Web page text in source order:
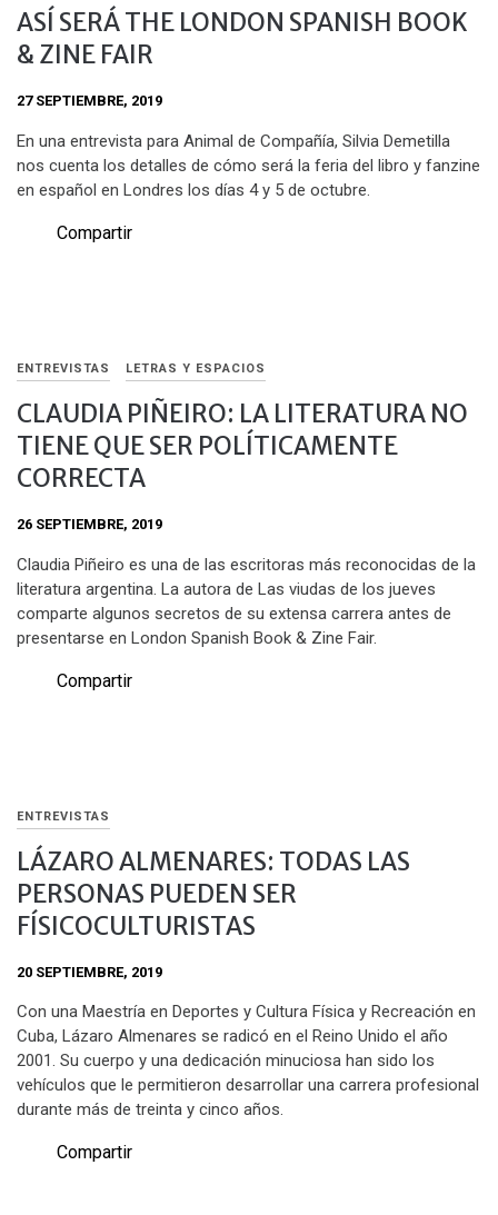
ASÍ SERÁ THE LONDON SPANISH BOOK
& ZINE FAIR
27 SEPTIEMBRE, 2019
En una entrevista para Animal de Compañía, Silvia Demetilla
nos cuenta los detalles de cómo será la feria del libro y fanzine
en español en Londres los días 4 y 5 de octubre.
Compartir
ENTREVISTAS LETRAS Y ESPACIOS
CLAUDIA PIÑEIRO: LA LITERATURA NO
TIENE QUE SER POLÍTICAMENTE
CORRECTA
26 SEPTIEMBRE, 2019
Claudia Piñeiro es una de las escritoras más reconocidas de la
literatura argentina. La autora de Las viudas de los jueves
comparte algunos secretos de su extensa carrera antes de
presentarse en London Spanish Book & Zine Fair.
Compartir
ENTREVISTAS
LÁZARO ALMENARES: TODAS LAS
PERSONAS PUEDEN SER
FÍSICOCULTURISTAS
20 SEPTIEMBRE, 2019
Con una Maestría en Deportes y Cultura Física y Recreación en
Cuba, Lázaro Almenares se radicó en el Reino Unido el año
2001. Su cuerpo y una dedicación minuciosa han sido los
vehículos que le permitieron desarrollar una carrera profesional
durante más de treinta y cinco años.
Compartir